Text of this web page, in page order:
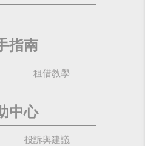
指南
租借教學
中心
投訴與建議